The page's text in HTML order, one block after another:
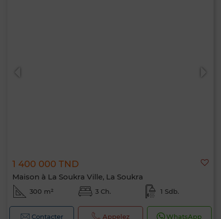
1 400 000 TND
Maison à La Soukra Ville, La Soukra
300 m² 3 Ch. 1 Sdb.
Contacter Appelez WhatsApp